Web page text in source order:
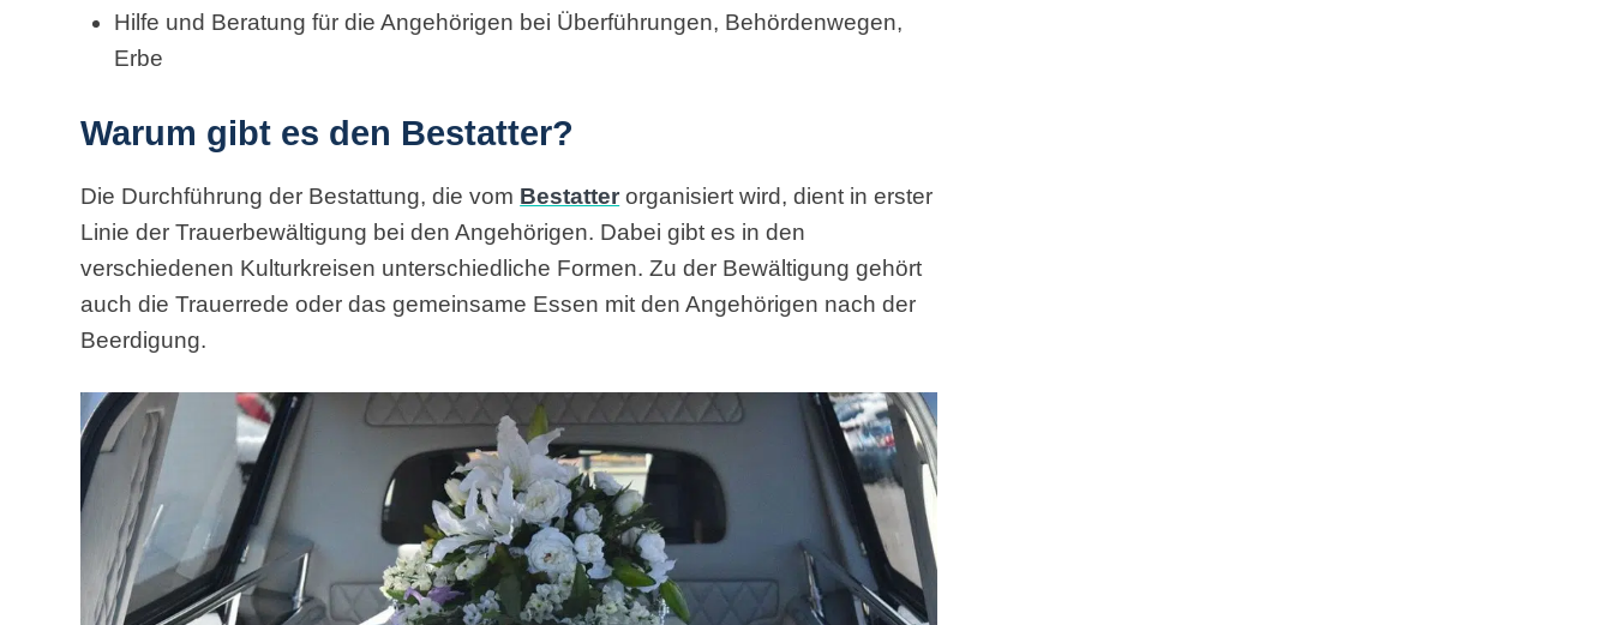
Hilfe und Beratung für die Angehörigen bei Überführungen, Behördenwegen,
Erbe
Warum gibt es den Bestatter?
Die Durchführung der Bestattung, die vom Bestatter organisiert wird, dient in erster
Linie der Trauerbewältigung bei den Angehörigen. Dabei gibt es in den
verschiedenen Kulturkreisen unterschiedliche Formen. Zu der Bewältigung gehört
auch die Trauerrede oder das gemeinsame Essen mit den Angehörigen nach der
Beerdigung.